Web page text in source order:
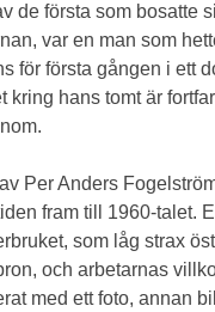
de första som bosatte
var en man som
för första gången i ett
kring hans tomt är
av Per Anders
fram till 1960-talet.
som låg strax
och arbetarnas
med ett foto, annan